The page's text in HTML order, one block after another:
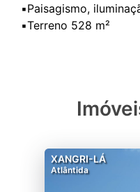
▪️Paisagismo,
XANGRI-LÁ
Atlântida